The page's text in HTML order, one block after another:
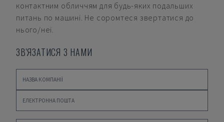
контактним обличчям для будь-яких подальших
питань по машині. Не соромтеся звертатися до
нього/неї.
ЗВ'ЯЗАТИСЯ З НАМИ